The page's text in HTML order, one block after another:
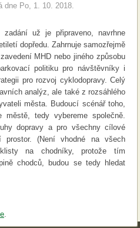
dne Po, 1. 10. 2018.
zadání už je připraveno, navrhne
dopředu. Zahrnuje samozřejmě
MHD nebo jiného způsobu
politiku pro návštěvníky i
pro rozvoj cyklodopravy. Celý
analýz, ale také z rozsáhlého
města. Budoucí scénář toho,
tedy vybereme společně.
dopravy a pro všechny cílové
prostor. (Není vhodné na všech
na chodníky, protože tím
chodců, budou se tedy hledat